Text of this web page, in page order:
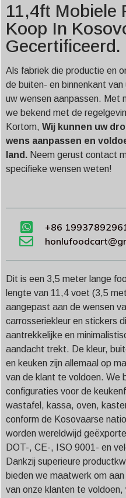
11,4ft Mobiele
Koop In
Gecertificeerd.
Als fabriek die productie en
de buiten- en binnenkant
uw wensen aanpassen. Met
we bekend met de
Kortom, Wij kunnen uw
wens aanpassen en
land. Neem gerust contact
specifieke wensen weten!
+86
Dit is een 3,5 meter lange
lengte van 11,4 voet (3,5
aangepast aan de wensen
carrosseriekleur en stickers
aantrekkelijke en
aandacht trekt. De kleur,
en keuken zijn allemaal op
van de klant te voldoen. We
configuraties voor de
wastafel, kassa, oven,
conform de Kosovaarse
worden wereldwijd
DOT-, CE-, ISO 9001- en
Dankzij superieure
bieden we maatwerk om
van onze klanten te